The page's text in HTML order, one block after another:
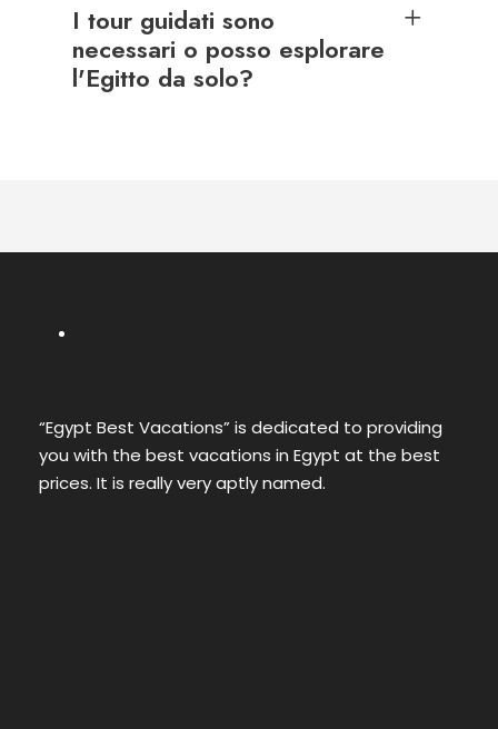
I tour guidati sono
necessari o posso esplorare
l'Egitto da solo?
“Egypt Best Vacations” is dedicated to providing
you with the best vacations in Egypt at the best
prices. It is really very aptly named.